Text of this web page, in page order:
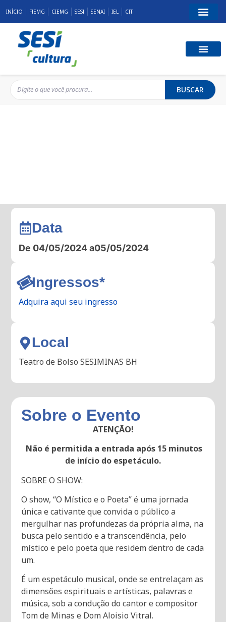
INÍCIO FIEMG CIEMG SESI SENAI IEL CIT
BUSCAR
Data
De 04/05/2024 a05/05/2024
Ingressos*
Adquira aqui seu ingresso
Local
Teatro de Bolso SESIMINAS BH
Sobre o Evento
ATENÇÃO!
Não é permitida a entrada após 15 minutos
de início do espetáculo.
SOBRE O SHOW:
O show, “O Místico e o Poeta” é uma jornada
única e cativante que convida o público a
mergulhar nas profundezas da própria alma, na
busca pelo sentido e a transcendência, pelo
místico e pelo poeta que residem dentro de cada
um.
É um espetáculo musical, onde se entrelaçam as
dimensões espirituais e artísticas, palavras e
música, sob a condução do cantor e compositor
Tom de Minas e Dom Aloisio Vitral.